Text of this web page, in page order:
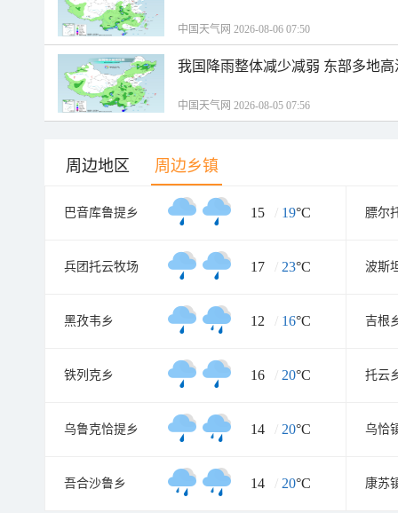
中国天气网 2026-08-06 07:50
我国降雨整体减少减弱 东部多地
中国天气网 2026-08-05 07:56
周边地区 周边乡镇
巴音库鲁提乡 15 / 19°C 膘尔
兵团托云牧场 17 / 23°C 波斯
黑孜韦乡 12 / 16°C 吉根
铁列克乡 16 / 20°C 托云
乌鲁克恰提乡 14 / 20°C 乌恰
吾合沙鲁乡 14 / 20°C 康苏